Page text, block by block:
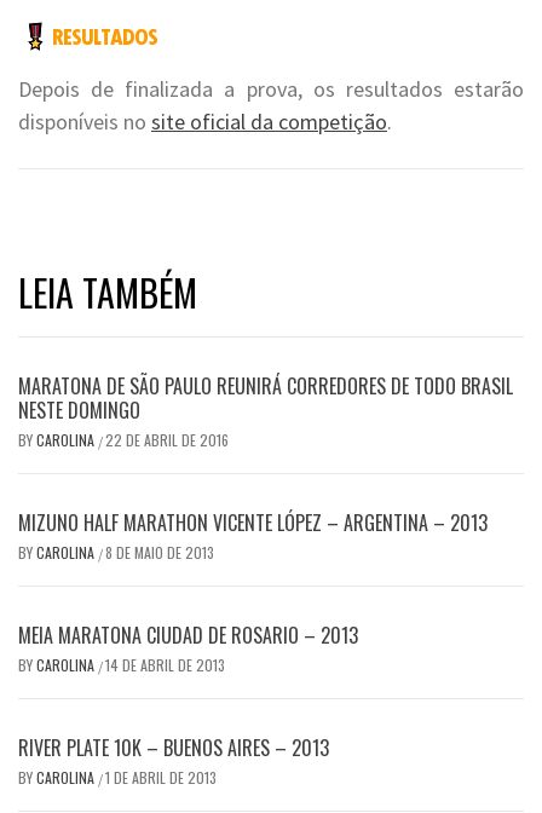
Depois de finalizada a prova, os resultados estarão
disponíveis no site oficial da competição.
LEIA TAMBÉM
MARATONA DE SÃO PAULO REUNIRÁ CORREDORES DE TODO BRASIL
NESTE DOMINGO
BYCAROLINA /22 DE ABRIL DE 2016
MIZUNO HALF MARATHON VICENTE LÓPEZ – ARGENTINA – 2013
BYCAROLINA /8 DE MAIO DE 2013
MEIA MARATONA CIUDAD DE ROSARIO – 2013
BYCAROLINA /14 DE ABRIL DE 2013
RIVER PLATE 10K – BUENOS AIRES – 2013
BYCAROLINA /1 DE ABRIL DE 2013